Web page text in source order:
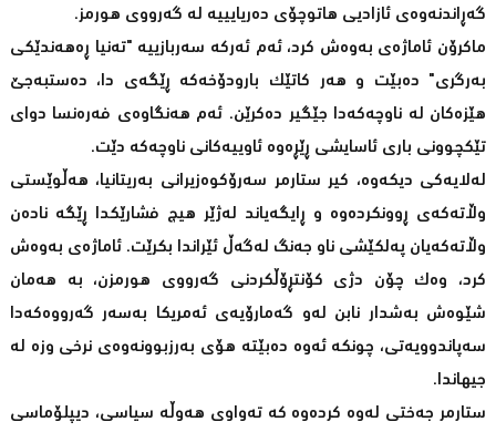
گەڕاندنەوەی ئازادیی هاتوچۆی دەریایییە لە گەرووی هورمز.
ماکرۆن ئاماژەی بەوەش کرد، ئەم ئەرکە سەربازییە "تەنیا ڕەهەندێکی
بەرگری" دەبێت و هەر کاتێک بارودۆخەکە ڕێگەی دا، دەستبەجێ
هێزەکان لە ناوچەکەدا جێگیر دەکرێن. ئەم هەنگاوەی فەرەنسا دوای
تێکچوونی باری ئاسایشی ڕێڕەوە ئاوییەکانی ناوچەکە دێت.
لەلایەکی دیکەوە، کیر ستارمر سەرۆکوەزیرانی بەریتانیا، هەڵوێستی
وڵاتەکەی ڕوونکردەوە و ڕایگەیاند لەژێر هیچ فشارێکدا ڕێگە نادەن
وڵاتەکەیان پەلکێشی ناو جەنگ لەگەڵ ئێراندا بکرێت. ئاماژەی بەوەش
کرد، وەک چۆن دژی کۆنتڕۆڵکردنی گەرووی هورمزن، بە هەمان
شێوەش بەشدار نابن لەو گەمارۆیەی ئەمریکا بەسەر گەرووەکەدا
سەپاندوویەتی، چونکە ئەوە دەبێتە هۆی بەرزبوونەوەی نرخی وزە لە
جیهاندا.
ستارمر جەختی لەوە کردەوە کە تەواوی هەوڵە سیاسی، دیپلۆماسی